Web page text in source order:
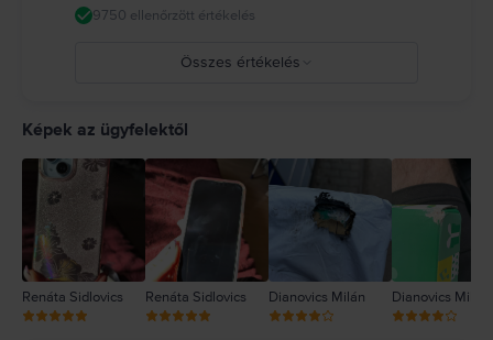
9750 ellenőrzött értékelés
Összes értékelés
1
Képek az ügyfelektől
Renáta Sidlovics Renáta Sidlovics Dianovics Milán Dianovics Milán